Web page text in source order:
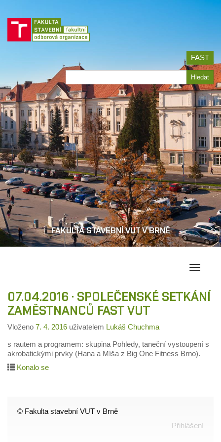
FAKULTA STAVEBNÍ VUT V BRNĚ
Jít
na
obsah
FAST
Hledat
07.04.2016 · SPOLEČENSKÉ SETKÁNÍ
ZAMĚSTNANCŮ FAST VUT
Vloženo 7. 4. 2016 uživatelem Lukáš Chuchma
s rautem a programem: skupina Pohledy, taneční vystoupení s
akrobatickými prvky (Hana a Míša z Big One Fitness Brno).
Konalo se
© Fakulta stavební VUT v Brně
Přihlášení